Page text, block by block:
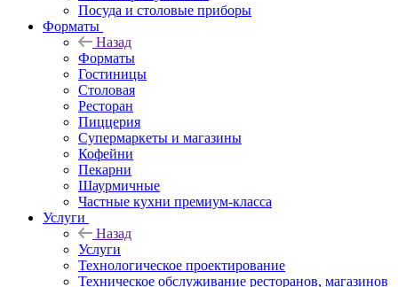
Посуда и столовые приборы
Форматы
Назад
Форматы
Гостиницы
Столовая
Ресторан
Пиццерия
Супермаркеты и магазины
Кофейни
Пекарни
Шаурмичные
Частные кухни премиум-класса
Услуги
Назад
Услуги
Технологическое проектирование
Техническое обслуживание ресторанов, магазинов